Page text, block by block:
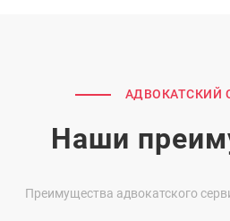
АДВОКАТСКИЙ
Наши
Преимущества адвокатского